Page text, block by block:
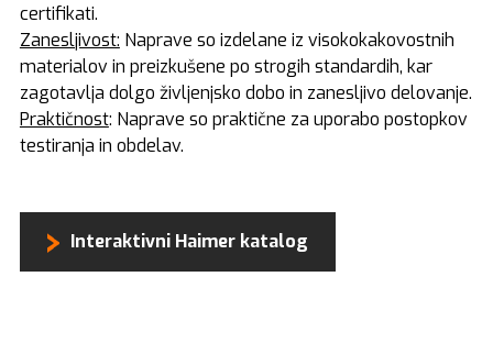
certifikati.
Zanesljivost: Naprave so izdelane iz visokokakovostnih
materialov in preizkušene po strogih standardih, kar
zagotavlja dolgo življenjsko dobo in zanesljivo delovanje.
Praktičnost: Naprave so praktične za uporabo postopkov
testiranja in obdelav.
Interaktivni Haimer katalog